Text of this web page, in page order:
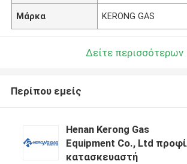
Μάρκα KERONG GAS
Δείτε περισσότερων
Περίπου εμείς
Henan Kerong Gas
Equipment Co., Ltd
κατασκευαστή